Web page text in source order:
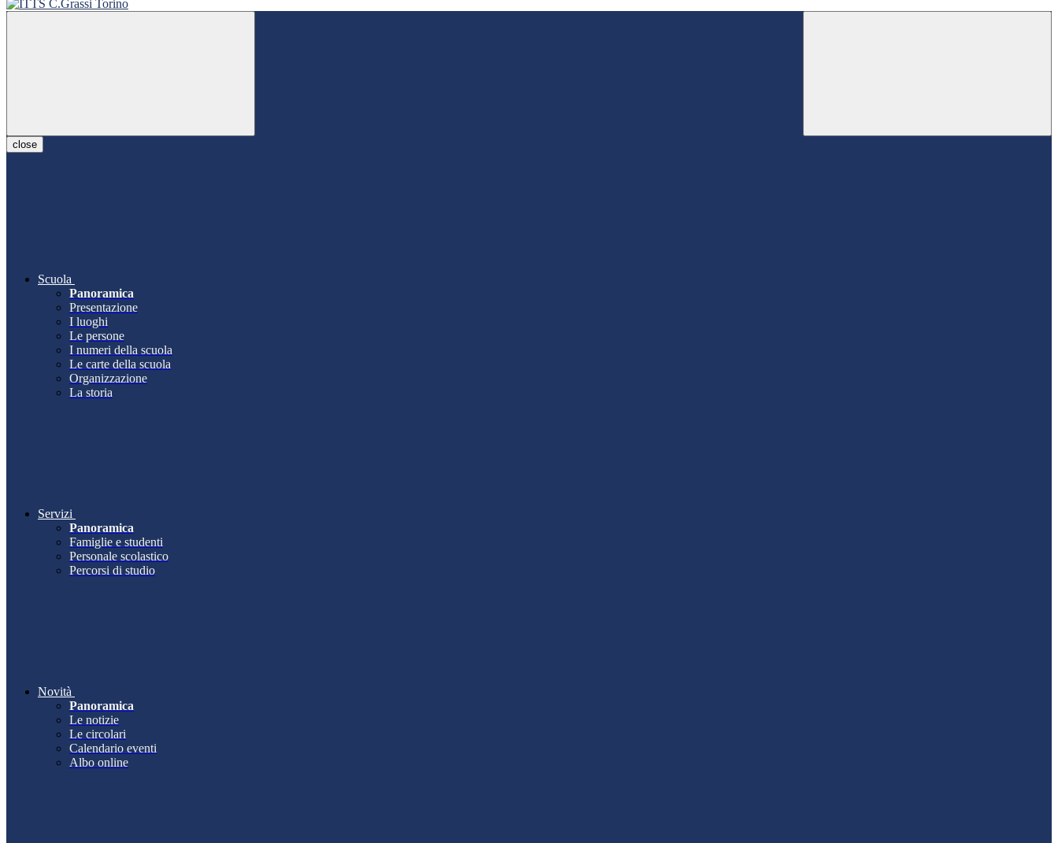
close
Scuola
Panoramica
Presentazione
I luoghi
Le persone
I numeri della scuola
Le carte della scuola
Organizzazione
La storia
Servizi
Panoramica
Famiglie e studenti
Personale scolastico
Percorsi di studio
Novità
Panoramica
Le notizie
Le circolari
Calendario eventi
Albo online